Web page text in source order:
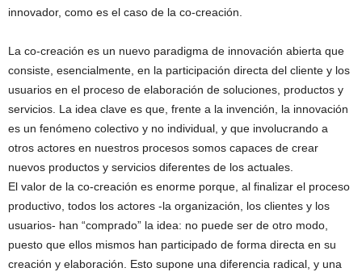
innovador, como es el caso de la co-creación.
La co-creación es un nuevo paradigma de innovación abierta que
consiste, esencialmente, en la participación directa del cliente y los
usuarios en el proceso de elaboración de soluciones, productos y
servicios. La idea clave es que, frente a la invención, la innovación
es un fenómeno colectivo y no individual, y que involucrando a
otros actores en nuestros procesos somos capaces de crear
nuevos productos y servicios diferentes de los actuales.
El valor de la co-creación es enorme porque, al finalizar el proceso
productivo, todos los actores -la organización, los clientes y los
usuarios- han “comprado” la idea: no puede ser de otro modo,
puesto que ellos mismos han participado de forma directa en su
creación y elaboración. Esto supone una diferencia radical, y una